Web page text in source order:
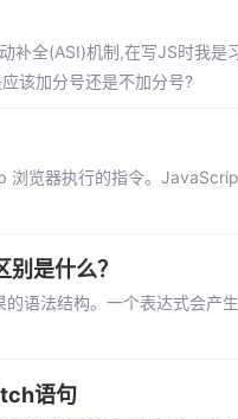
补全(ASI)机制,在写JS时我
该加分号还是不加分号?
览器执行的指令。
是什么？
语法结构。一个表达式会产
语句